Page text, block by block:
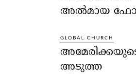
അൽമായ
GLOBAL CHURCH
അടുത്ത